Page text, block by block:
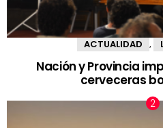
ACTUALIDAD
Nación y Provincia
cerveceras